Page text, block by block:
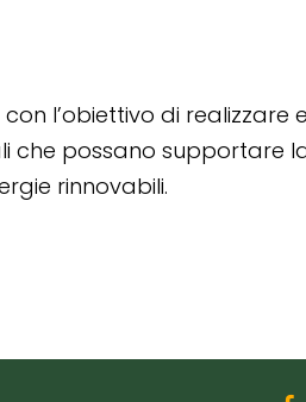
l’obiettivo di realizzare
che possano supportare
rinnovabili.